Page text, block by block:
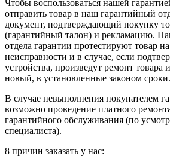
Чтобы воспользоваться нашей
отправить товар в наш гарантийный
документ, подтверждающий покупку
(гарантийный талон) и рекламацию.
отдела гарантии протестируют товар
неисправности и в случае, если
устройства, произведут ремонт товара
новый, в установленные законом сроки.
В случае невыполнения покупателем
возможно проведение платного
гарантийного обслуживания (по
специалиста).
8 причин заказать у нас: